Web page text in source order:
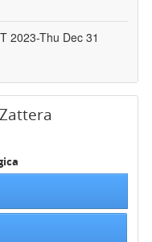
2023-Thu Dec 31